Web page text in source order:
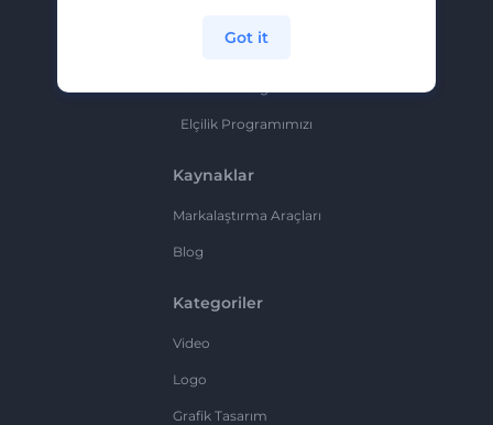
Elçilik Programımızı
Kaynaklar
Markalaştırma Araçları
Blog
Kategoriler
Video
Logo
Grafik Tasarım
Got it